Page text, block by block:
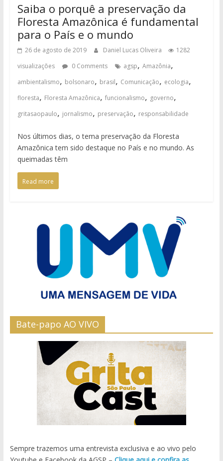
Saiba o porquê a preservação da
Floresta Amazônica é fundamental
para o País e o mundo
26 de agosto de 2019 Daniel Lucas Oliveira
1282
visualizações
0 Comments agsp, Amazônia,
ambientalismo, bolsonaro, brasil, Comunicação, ecologia,
floresta, Floresta Amazônica, funcionalismo, governo,
gritasaopaulo, jornalismo, preservação, responsabilidade
Nos últimos dias, o tema preservação da Floresta
Amazônica tem sido destaque no País e no mundo. As
queimadas têm
Read more
Bate-papo AO VIVO
Sempre trazemos uma entrevista exclusiva e ao vivo pelo